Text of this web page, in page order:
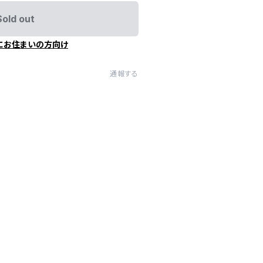
out
お住まいの方向け
通報する